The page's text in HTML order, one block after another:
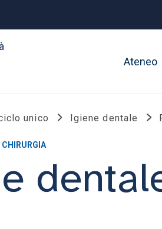
Ateneo
unico Igiene dentale
CHIRURGIA